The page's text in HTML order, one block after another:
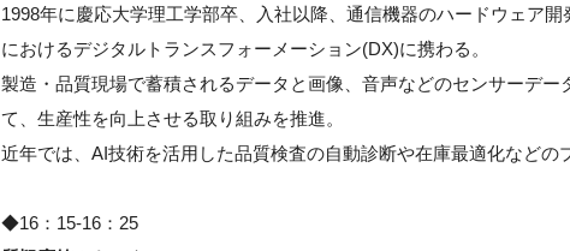
1998年に慶応大学理工学部卒、入社以降、通信機器のハードウェア
におけるデジタルトランスフォーメーション(DX)に携わる。
製造・品質現場で蓄積されるデータと画像、音声などのセンサーデ
て、生産性を向上させる取り組みを推進。
近年では、AI技術を活用した品質検査の自動診断や在庫最適化などの
◆16：15-16：25